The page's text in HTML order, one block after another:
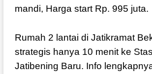
mandi, Harga start Rp. 995 juta.
Rumah 2 lantai di Jatikramat
strategis hanya 10 menit ke
Jatibening Baru. Info